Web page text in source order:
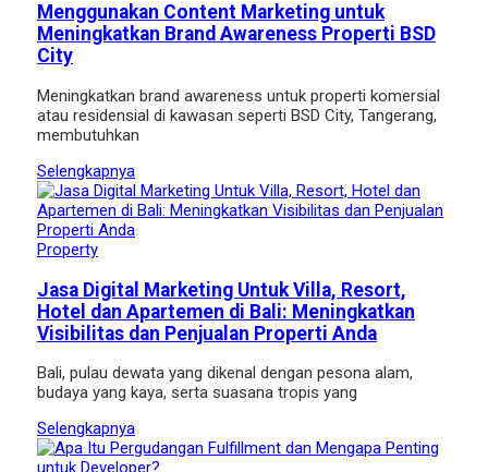
Menggunakan Content Marketing untuk
Meningkatkan Brand Awareness Properti BSD
City
Meningkatkan brand awareness untuk properti komersial
atau residensial di kawasan seperti BSD City, Tangerang,
membutuhkan
Selengkapnya
Property
Jasa Digital Marketing Untuk Villa, Resort,
Hotel dan Apartemen di Bali: Meningkatkan
Visibilitas dan Penjualan Properti Anda
Bali, pulau dewata yang dikenal dengan pesona alam,
budaya yang kaya, serta suasana tropis yang
Selengkapnya